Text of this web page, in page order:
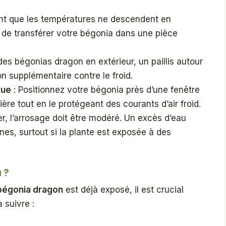
que les températures ne descendent en
transférer votre bégonia dans une pièce
bégonias dragon en extérieur, un paillis autour
supplémentaire contre le froid.
: Positionnez votre bégonia près d’une fenêtre
tout en le protégeant des courants d’air froid.
l’arrosage doit être modéré. Un excès d’eau
surtout si la plante est exposée à des
dragon est déjà exposé, il est crucial
suivre :